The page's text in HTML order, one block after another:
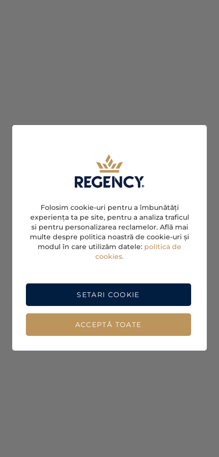
Folosim cookie-uri pentru a îmbunătăți
experiența ta pe site, pentru a analiza traficul
si pentru personalizarea reclamelor. Află mai
multe despre politica noastră de cookie-uri și
modul în care utilizăm datele: politica de
cookies.
ACCEPTĂ TOATE
SETARI COOKIE